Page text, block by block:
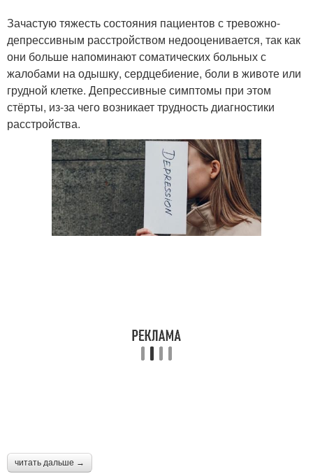
Зачастую тяжесть состояния пациентов с тревожно-
депрессивным расстройством недооценивается, так как
они больше напоминают соматических больных с
жалобами на одышку, сердцебиение, боли в животе или
грудной клетке. Депрессивные симптомы при этом
стёрты, из-за чего возникает трудность диагностики
расстройства.
читать дальше →